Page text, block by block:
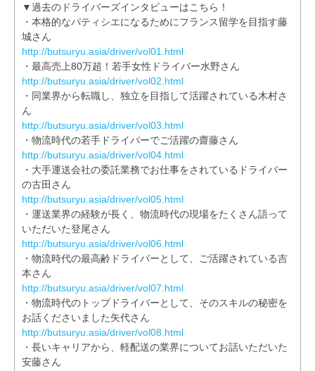
▼過去のドライバーズインタビューはこちら！
・本格的なパティシエになるためにフランス留学を目指す藤
城さん
http://butsuryu.asia/driver/vol01.html
・最高売上80万超！若手女性ドライバー水野さん
http://butsuryu.asia/driver/vol02.html
・同業界から転職し、独立を目指して活躍されている木村さ
ん
http://butsuryu.asia/driver/vol03.html
・物流時代の若手ドライバーでご活躍の齋藤さん
http://butsuryu.asia/driver/vol04.html
・大手運送会社の委託業務でお仕事をされているドライバー
の古田さん
http://butsuryu.asia/driver/vol05.html
・運送業界の経験が長く、物流時代の現場をたくさん語って
いただいた登尾さん
http://butsuryu.asia/driver/vol06.html
・物流時代の最高齢ドライバーとして、ご活躍されている吉
本さん
http://butsuryu.asia/driver/vol07.html
・物流時代のトップドライバーとして、そのスキルの秘密を
お話くださいました矢代さん
http://butsuryu.asia/driver/vol08.html
・長いキャリアから、軽配送の業界についてお話いただいた
安藤さん